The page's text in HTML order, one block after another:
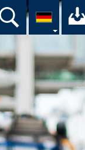
Suche